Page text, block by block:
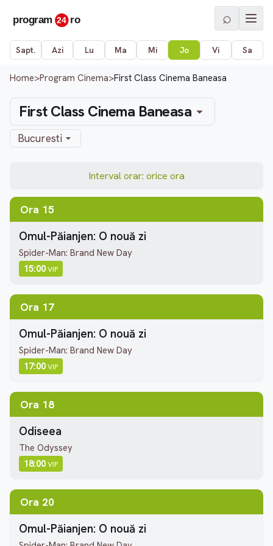
⌕
Sapt. Azi Lu Ma Mi Jo Vi Sa
Home>Program Cinema>First Class Cinema Baneasa
First Class Cinema Baneasa
Bucuresti
Interval orar: orice ora
Ora 15
Omul-Păianjen: O nouă zi
Spider-Man: Brand New Day
15:00VIP
Ora 17
Omul-Păianjen: O nouă zi
Spider-Man: Brand New Day
17:00VIP
Ora 18
Odiseea
The Odyssey
18:00VIP
Ora 20
Omul-Păianjen: O nouă zi